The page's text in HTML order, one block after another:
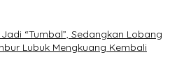
“Tumbal”, Sedangkan Lobang
Lubuk Mengkuang Kembali